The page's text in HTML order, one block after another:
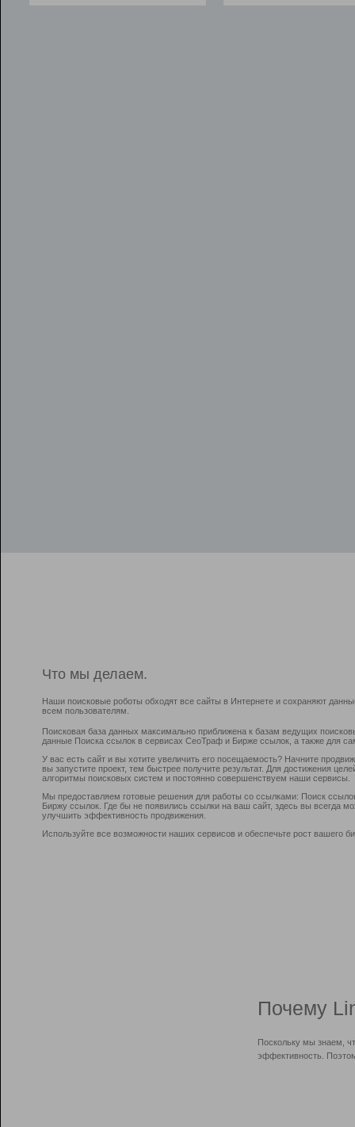
Что мы делаем.
Наши поисковые роботы обходят все сайты в Интернете и сохраняют
всем пользователям.
Поисковая база данных максимально приближена к базам ведущих
данные Поиска ссылок в сервисах СеоТраф и Бирже ссылок, а также для
У вас есть сайт и вы хотите увеличить его посещаемость? Начните
вы запустите проект, тем быстрее получите результат. Для достижения
алгоритмы поисковых систем и постоянно совершенствуем наши сервисы.
Мы предоставляем готовые решения для работы со ссылками: Поиск
Биржу ссылок. Где бы не появились ссылки на ваш сайт, здесь вы всегда
улучшить эффективность продвижения.
Используйте все возможности наших сервисов и обеспечьте рост вашего
Почему
Поскольку мы знаем,
эффективность.